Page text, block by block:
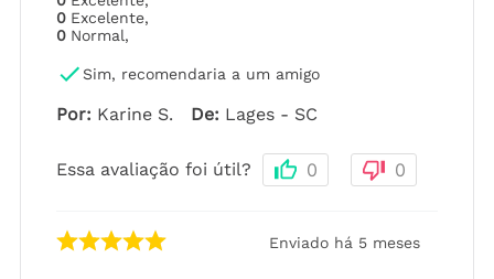
0 Excelente,
0 Normal,
Sim, recomendaria a um amigo
Por: Karine S. De: Lages - SC
Essa avaliação foi útil? 0 0
Enviado há 5 meses